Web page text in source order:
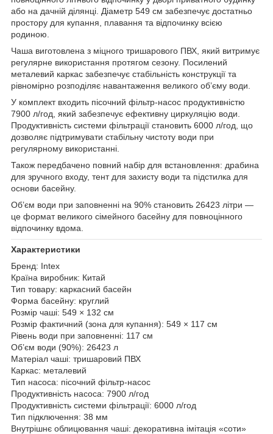
або на дачній ділянці. Діаметр 549 см забезпечує достатньо
простору для купання, плавання та відпочинку всією
родиною.
Чаша виготовлена з міцного тришарового ПВХ, який витримує
регулярне використання протягом сезону. Посилений
металевий каркас забезпечує стабільність конструкції та
рівномірно розподіляє навантаження великого об’єму води.
У комплект входить пісочний фільтр-насос продуктивністю
7900 л/год, який забезпечує ефективну циркуляцію води.
Продуктивність системи фільтрації становить 6000 л/год, що
дозволяє підтримувати стабільну чистоту води при
регулярному використанні.
Також передбачено повний набір для встановлення: драбина
для зручного входу, тент для захисту води та підстилка для
основи басейну.
Об’єм води при заповненні на 90% становить 26423 літри —
це формат великого сімейного басейну для повноцінного
відпочинку вдома.
Характеристики
Бренд: Intex
Країна виробник: Китай
Тип товару: каркасний басейн
Форма басейну: круглий
Розмір чаші: 549 × 132 см
Розмір фактичний (зона для купання): 549 × 117 см
Рівень води при заповненні: 117 см
Об’єм води (90%): 26423 л
Матеріал чаші: тришаровий ПВХ
Каркас: металевий
Тип насоса: пісочний фільтр-насос
Продуктивність насоса: 7900 л/год
Продуктивність системи фільтрації: 6000 л/год
Тип підключення: 38 мм
Внутрішнє облицювання чаші: декоративна імітація «соти»